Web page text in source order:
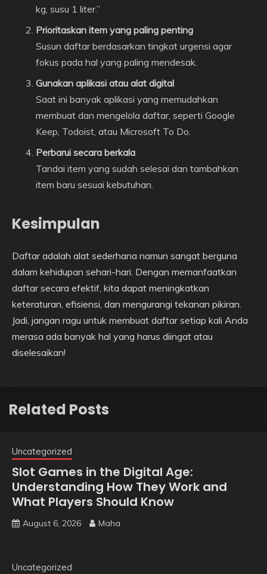
kg, susu 1 liter.”
Prioritaskan item yang paling penting
Susun daftar berdasarkan tingkat urgensi agar
fokus pada hal yang paling mendesak.
Gunakan aplikasi atau alat digital
Saat ini banyak aplikasi yang memudahkan
membuat dan mengelola daftar, seperti Google
Keep, Todoist, atau Microsoft To Do.
Perbarui secara berkala
Tandai item yang sudah selesai dan tambahkan
item baru sesuai kebutuhan.
Kesimpulan
Daftar adalah alat sederhana namun sangat berguna
dalam kehidupan sehari-hari. Dengan memanfaatkan
daftar secara efektif, kita dapat meningkatkan
keteraturan, efisiensi, dan mengurangi tekanan pikiran.
Jadi, jangan ragu untuk membuat daftar setiap kali Anda
merasa ada banyak hal yang harus diingat atau
diselesaikan!
Related Posts
Uncategorized
Slot Games in the Digital Age:
Understanding How They Work and
What Players Should Know
August 6, 2026 Maha
Uncategorized